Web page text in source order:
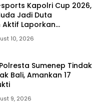
Kapolri Cup 2026,
Jadi Duta
Laporkan
10, 2026
Sumenep Tindak
Bali, Amankan 17
9, 2026